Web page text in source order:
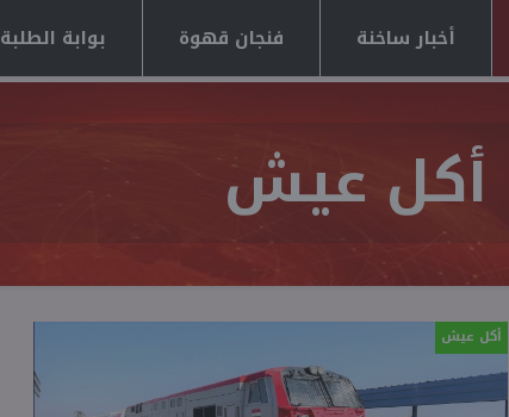
أخبار ساخنة فنجان قهوة بوابة الطلبة
أكل عيش
أكل عيش